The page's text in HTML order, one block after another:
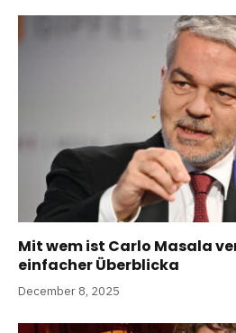
Mit wem ist Carlo Masala
einfacher Überblicka
December 8, 2025